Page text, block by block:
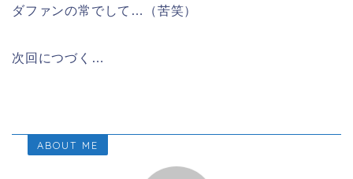
ダファンの常でして…（苦笑）
次回につづく…
ABOUT ME